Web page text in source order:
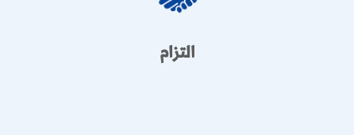
التزام